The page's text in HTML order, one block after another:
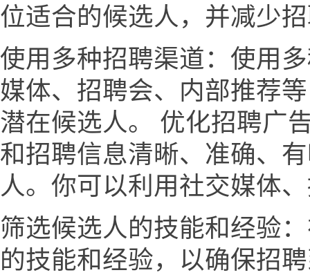
位适合的候选人，并减少
使用多种招聘渠道：使用
媒体、招聘会、内部推荐
潜在候选人。 优化招聘广
和招聘信息清晰、准确、
人。你可以利用社交媒体
筛选候选人的技能和经验
的技能和经验，以确保招